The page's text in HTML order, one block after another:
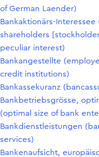
of German Laender)
Bankaktionärs-Interessee
shareholders
peculiar interest)
Bankangestellte
credit institutions)
Bankassekuranz
Bankbetriebsgrösse,
(optimal size of bank
Bankdienstleistungen
services)
Bankenaufsicht,